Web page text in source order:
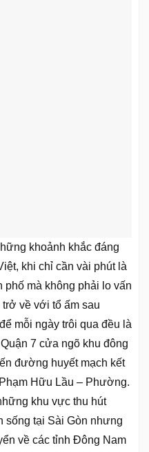
khoảnh khắc đáng
khi chỉ cần vài phút là
phố mà không phải lo vấn
về với tổ ấm sau
mỗi ngày trôi qua đều là
7 cửa ngõ khu đông
đường huyết mạch kết
Hữu Lầu – Phường.
khu vực thu hút
sống tại Sài Gòn nhưng
về các tỉnh Đông Nam